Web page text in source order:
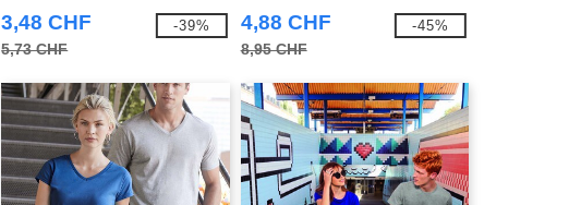
3,48 CHF
5,73 CHF
-39% 4,88 CHF
8,95 CHF
-45%